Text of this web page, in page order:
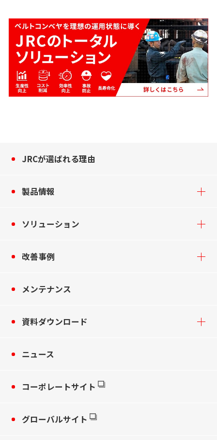
JRCが選ばれる理由
製品情報
ソリューション
改善事例
メンテナンス
資料ダウンロード
ニュース
コーポレートサイト
グローバルサイト